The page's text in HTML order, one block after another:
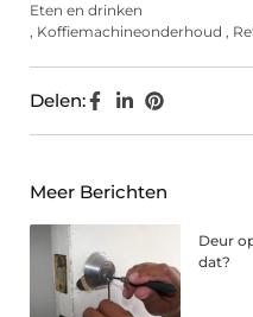
Eten en drinken
, Koffiemachineonderhoud ,
Delen:
Meer Berichten
Deur
dat?